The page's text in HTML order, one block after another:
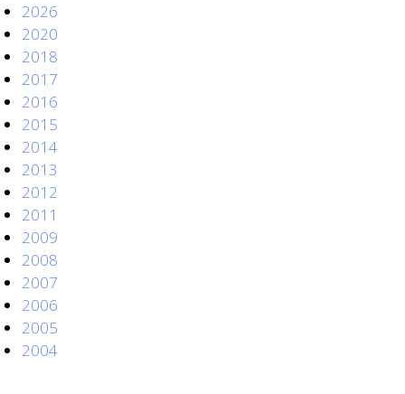
2026
2020
2018
2017
2016
2015
2014
2013
2012
2011
2009
2008
2007
2006
2005
2004